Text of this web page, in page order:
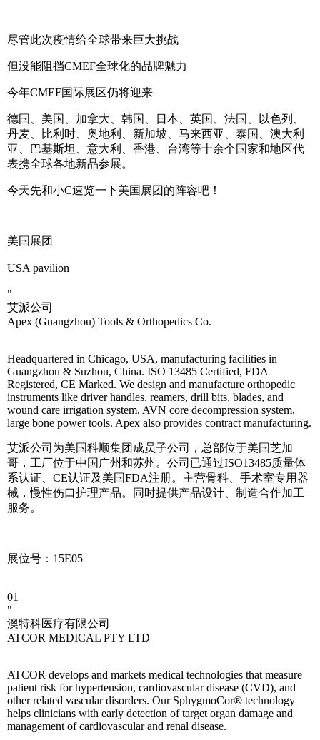
尽管此次疫情给全球带来巨大挑战
但没能阻挡CMEF全球化的品牌魅力
今年CMEF国际展区仍将迎来
德国、美国、加拿大、韩国、日本、英国、法国、以色列、
丹麦、比利时、奥地利、新加坡、马来西亚、泰国、澳大利
亚、巴基斯坦、意大利、香港、台湾等十余个国家和地区代
表携全球各地新品参展。
今天先和小C速览一下美国展团的阵容吧！
美国展团
USA pavilion
"
艾派公司
Apex (Guangzhou) Tools & Orthopedics Co.
Headquartered in Chicago, USA, manufacturing facilities in
Guangzhou & Suzhou, China. ISO 13485 Certified, FDA
Registered, CE Marked. We design and manufacture orthopedic
instruments like driver handles, reamers, drill bits, blades, and
wound care irrigation system, AVN core decompression system,
large bone power tools. Apex also provides contract manufacturing.
艾派公司为美国科顺集团成员子公司，总部位于美国芝加
哥，工厂位于中国广州和苏州。公司已通过ISO13485质量体
系认证、CE认证及美国FDA注册。主营骨科、手术室专用器
械，慢性伤口护理产品。同时提供产品设计、制造合作加工
服务。
展位号：15E05
01
"
澳特科医疗有限公司
ATCOR MEDICAL PTY LTD
ATCOR develops and markets medical technologies that measure
patient risk for hypertension, cardiovascular disease (CVD), and
other related vascular disorders. Our SphygmoCor® technology
helps clinicians with early detection of target organ damage and
management of cardiovascular and renal disease.